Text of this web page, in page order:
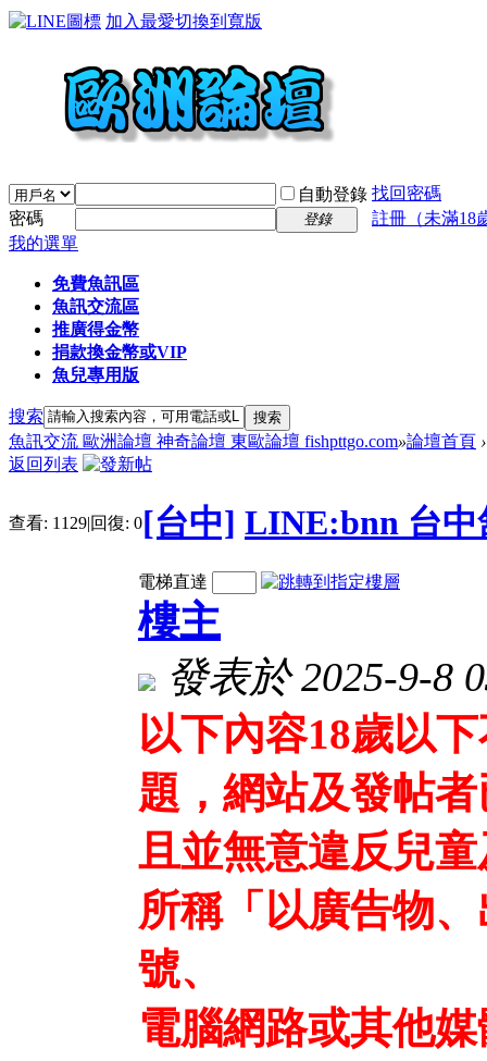
加入最愛切換到寬版
自動登錄 找回密碼
密碼
登錄
註冊（未滿18
我的選單
免費魚訊區
魚訊交流區
推廣得金幣
捐款換金幣或VIP
魚兒專用版
搜索 搜索
魚訊交流 歐洲論壇 神奇論壇 東歐論壇 fishpttgo.com»論壇首頁 ›
返回列表
查看: 1129|回復: 0[台中] LINE:bnn 台中
電梯直達
樓主
發表於 2025-9-8
以下內容18歲以
題，網站及發帖
且並無意違反兒
所稱「以廣告物
號、
電腦網路或其他